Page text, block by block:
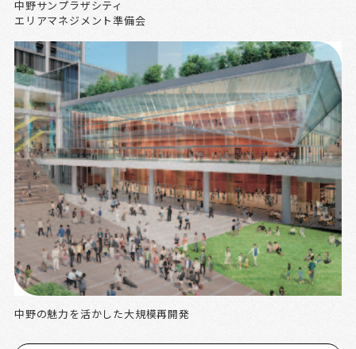
中野サンプラザシティ
エリアマネジメント準備会
中野の魅力を活かした大規模再開発